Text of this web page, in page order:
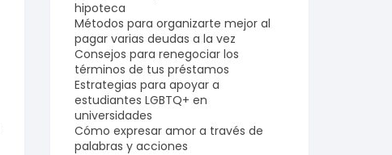
hipoteca
Métodos para organizarte mejor al
pagar varias deudas a la vez
Consejos para renegociar los
términos de tus préstamos
Estrategias para apoyar a
estudiantes LGBTQ+ en
universidades
Cómo expresar amor a través de
palabras y acciones